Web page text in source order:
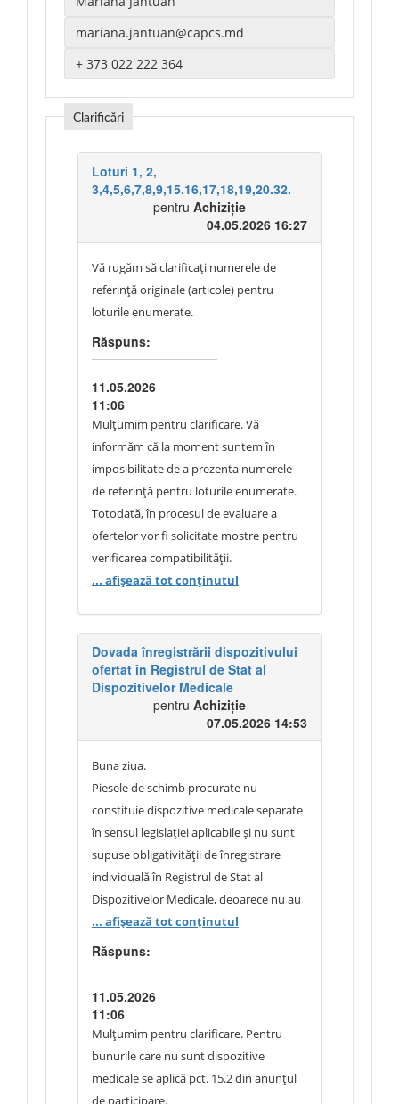
Clarificări
Loturi 1, 2,
3,4,5,6,7,8,9,15.16,17,18,19,20.32.
pentru Achiziție
04.05.2026 16:27
Vă rugăm să clarificați numerele de
referință originale (articole) pentru
loturile enumerate.
Răspuns:
11.05.2026
11:06
Mulțumim pentru clarificare. Vă
informăm că la moment suntem în
imposibilitate de a prezenta numerele
de referință pentru loturile enumerate.
Totodată, în procesul de evaluare a
ofertelor vor fi solicitate mostre pentru
verificarea compatibilității.
... afișează tot conținutul
Dovada înregistrării dispozitivului
ofertat în Registrul de Stat al
Dispozitivelor Medicale
pentru Achiziție
07.05.2026 14:53
Buna ziua.
Piesele de schimb procurate nu
constituie dispozitive medicale separate
în sensul legislației aplicabile și nu sunt
supuse obligativității de înregistrare
individuală în Registrul de Stat al
Dispozitivelor Medicale, deoarece nu au
destinație medicală proprie și sunt
destinate exclusiv mentenanței/reparării
echipamentelor medicale deja
Respectiv, solicitarea numărului de
înregistrare pentru astfel de
componente este inaplicabilă obiectului
achiziției.
Multumim.
... afișează tot conținutul
Răspuns:
11.05.2026
11:06
Mulțumim pentru clarificare. Pentru
bunurile care nu sunt dispozitive
medicale se aplică pct. 15.2 din anunțul
de participare.